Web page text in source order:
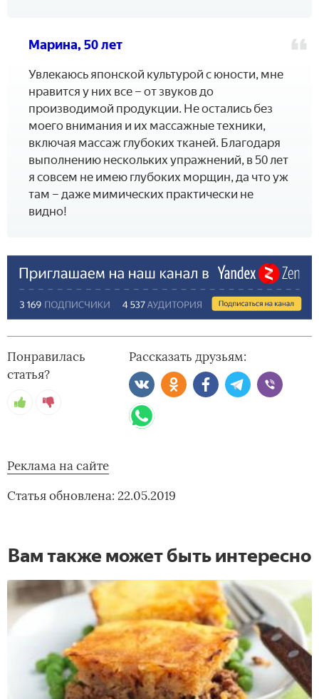
Марина, 50 лет
Увлекаюсь японской культурой с юности, мне
нравится у них все – от звуков до
производимой продукции. Не остались без
моего внимания и их массажные техники,
включая массаж глубоких тканей. Благодаря
выполнению нескольких упражнений, в 50 лет
я совсем не имею глубоких морщин, да что уж
там – даже мимических практически не
видно!
Понравилась
статья?
Рассказать друзьям:
Реклама на сайте
Статья обновлена: 22.05.2019
Вам также может быть интересно